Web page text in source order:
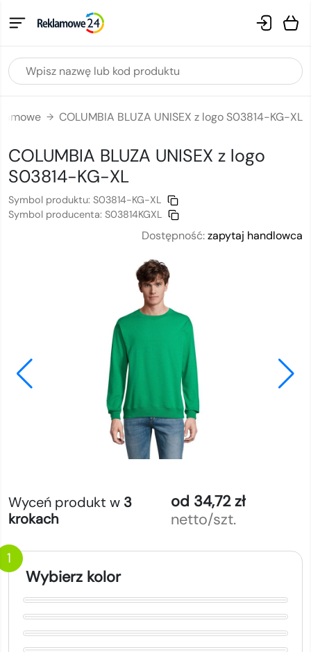
→ COLUMBIA BLUZA UNISEX z logo S03814-KG-XL
COLUMBIA BLUZA UNISEX z logo
S03814-KG-XL
Symbol produktu: S03814-KG-XL
Symbol producenta: S03814KGXL
Dostępność:zapytaj handlowca
Wyceń produkt w 3
krokach
od 34,72 zł
netto/szt.
1
Wybierz kolor